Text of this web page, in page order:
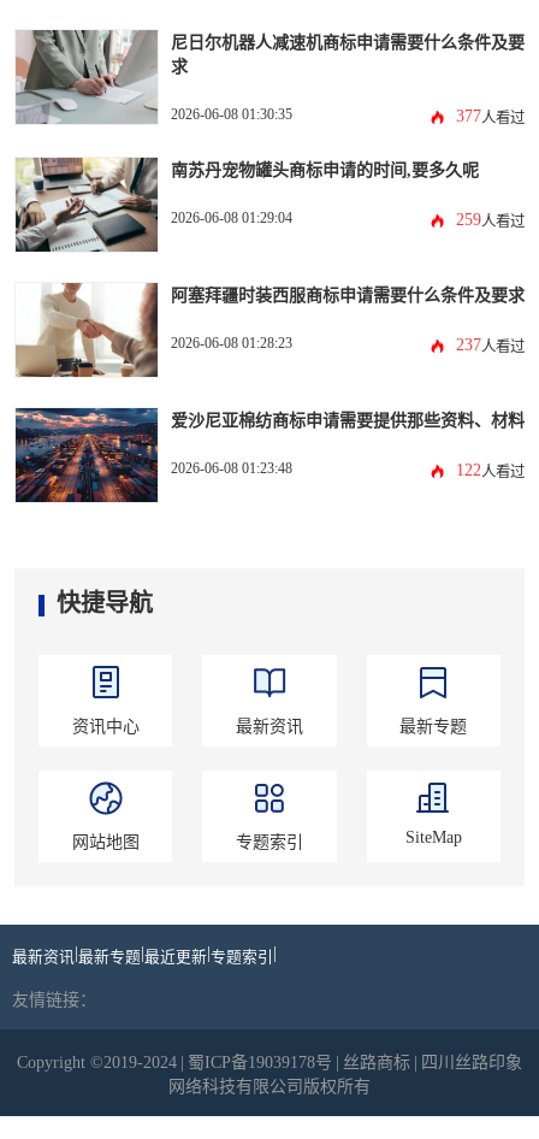
尼日尔机器人减速机商标申请需要什么条件及要
求
2026-06-08 01:30:35 377人看过
南苏丹宠物罐头商标申请的时间,要多久呢
2026-06-08 01:29:04 259人看过
阿塞拜疆时装西服商标申请需要什么条件及要求
2026-06-08 01:28:23 237人看过
爱沙尼亚棉纺商标申请需要提供那些资料、材料
2026-06-08 01:23:48 122人看过
快捷导航
资讯中心 最新资讯 最新专题
网站地图 专题索引 SiteMap
最新资讯 最新专题 最近更新 专题索引
友情链接：
Copyright ©2019-2024 蜀ICP备19039178号 丝路商标
四川丝路印象
网络科技有限公司版权所有